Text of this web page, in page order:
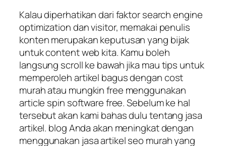
Kalau diperhatikan dari faktor search engine
optimization dan visitor, memakai penulis
konten merupakan keputusan yang bijak
untuk content web kita. Kamu boleh
langsung scroll ke bawah jika mau tips untuk
memperoleh artikel bagus dengan cost
murah atau mungkin free menggunakan
article spin software free. Sebelum ke hal
tersebut akan kami bahas dulu tentang jasa
artikel. blog Anda akan meningkat dengan
menggunakan jasa artikel seo murah yang